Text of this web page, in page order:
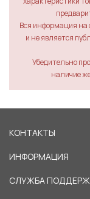
Вся информация на
и не является
Убедительно
наличие
КОНТАКТЫ
ИНФОРМАЦИЯ
СЛУЖБА